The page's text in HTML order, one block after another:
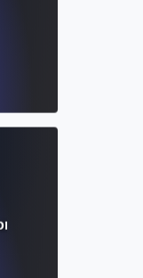
quantitativer und